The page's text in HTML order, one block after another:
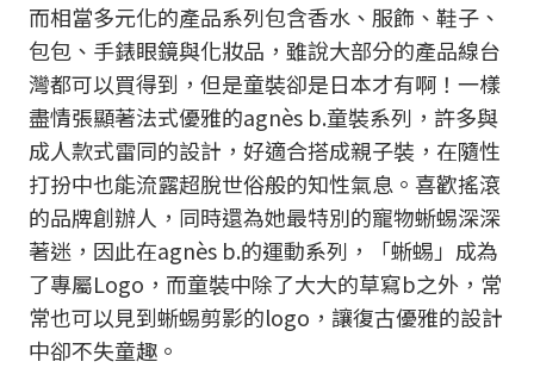
而相當多元化的產品系列包含香水、服飾、鞋子、
包包、手錶眼鏡與化妝品，雖說大部分的產品線台
灣都可以買得到，但是童裝卻是日本才有啊！一樣
盡情張顯著法式優雅的agnès b.童裝系列，許多與
成人款式雷同的設計，好適合搭成親子裝，在隨性
打扮中也能流露超脫世俗般的知性氣息。喜歡搖滾
的品牌創辦人，同時還為她最特別的寵物蜥蜴深深
著迷，因此在agnès b.的運動系列，「蜥蜴」成為
了專屬Logo，而童裝中除了大大的草寫b之外，常
常也可以見到蜥蜴剪影的logo，讓復古優雅的設計
中卻不失童趣。